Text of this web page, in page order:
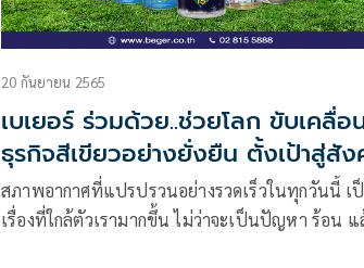
20 กันยายน 2565
เบเยอร์ ร่วมด้วย..ช่วยโลก ขับเคลื่อ
ธุรกิจสีเขียวอย่างยั่งยืน ตั้งเป้าสู่สั
คาร์บอนต่ำ
สภาพอากาศที่แปรปรวนอย่างรวดเร็วในทุกวันนี้ เ
เรื่องที่ใกล้ตัวเรามากขึ้น ไม่ว่าจะเป็นปัญหา ร้อน แ